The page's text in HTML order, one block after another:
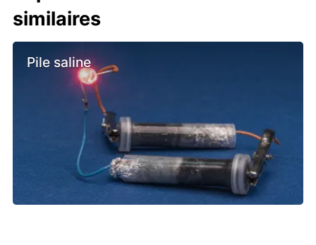
similaires
Pile saline